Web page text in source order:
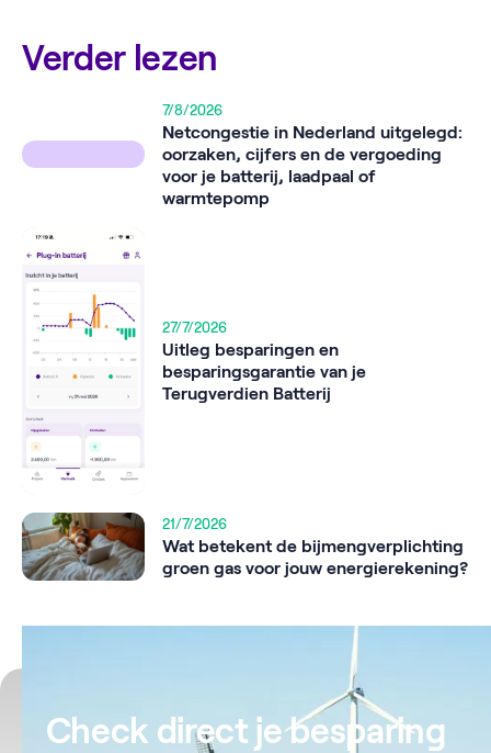
Verder lezen
7/8/2026
Netcongestie in Nederland uitgelegd:
oorzaken, cijfers en de vergoeding
voor je batterij, laadpaal of
warmtepomp
27/7/2026
Uitleg besparingen en
besparingsgarantie van je
Terugverdien Batterij
21/7/2026
Wat betekent de bijmengverplichting
groen gas voor jouw energierekening?
Check direct je besparing